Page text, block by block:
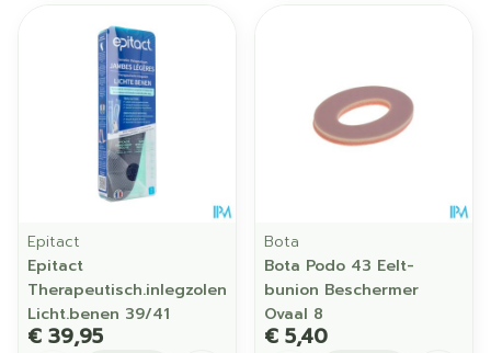
Epitact
Epitact
Therapeutisch.inlegzolen
Licht.benen 39/41
€ 39,95
Bota
Bota Podo 43 Eelt-
bunion Beschermer
Ovaal 8
€ 5,40